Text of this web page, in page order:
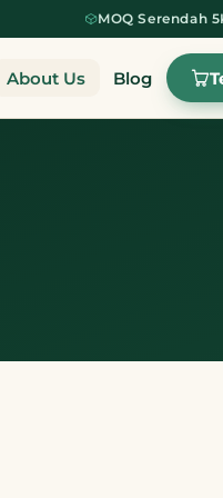
MOQ Serendah
About Us Blog